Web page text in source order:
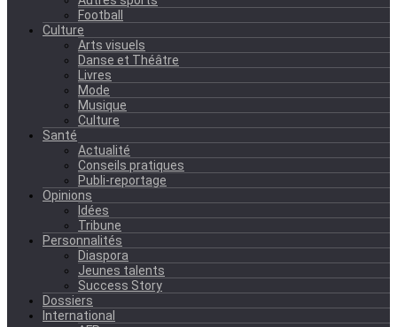
Football
Culture
Arts visuels
Danse et Théâtre
Livres
Mode
Musique
Culture
Santé
Actualité
Conseils pratiques
Publi-reportage
Opinions
Idées
Tribune
Personnalités
Diaspora
Jeunes talents
Success Story
Dossiers
International